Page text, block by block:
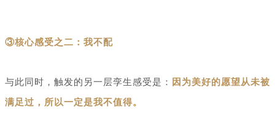
③核心感受之二：我不配
与此同时，触发的另一层孪生感受是： 因为美好的愿望从未被
满足过，所以一定是我不值得。